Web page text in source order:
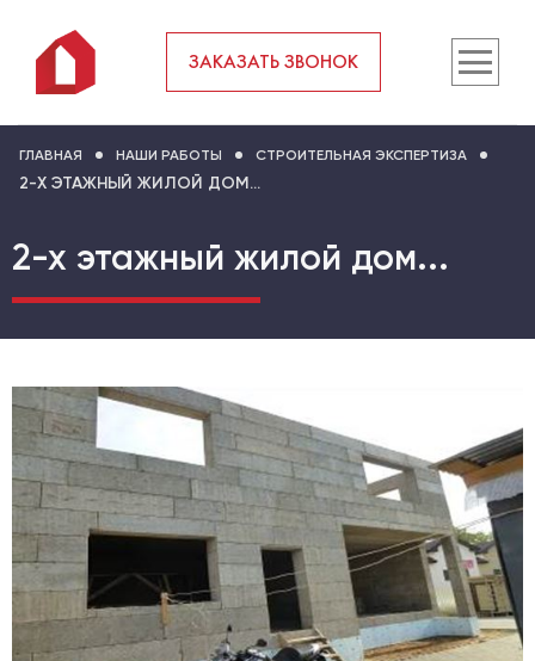
ЗАКАЗАТЬ ЗВОНОК
ГЛАВНАЯ НАШИ РАБОТЫ СТРОИТЕЛЬНАЯ ЭКСПЕРТИЗА
2-Х ЭТАЖНЫЙ ЖИЛОЙ ДОМ...
2-х этажный жилой дом...